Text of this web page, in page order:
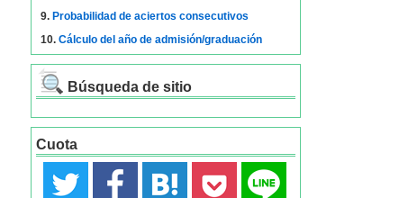
9. Probabilidad de aciertos consecutivos
10. Cálculo del año de admisión/graduación
Búsqueda de sitio
Cuota